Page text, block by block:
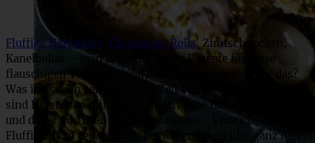
Fluffige Heferollen Cinnamon-Rolls, Zimtschnecken,
Kanelbullar – man kann nie genug Rezepte für diese
flauschigen Teile zur Hand haben, oder wie seht Ihr das?
Was ich schon seit geraumer Zeit einmal testen wollte,
sind Heferollen mit Pistazien. Ich liebe diese grünen Teile
und daher auch der – sehr gelungene – Versuch, sie in
Fluffigkeit zu verwandeln. Deswegen heute hier ganz neu